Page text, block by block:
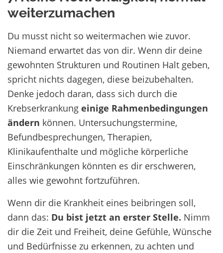
weiterzumachen
Du musst nicht so weitermachen wie zuvor.
Niemand erwartet das von dir. Wenn dir deine
gewohnten Strukturen und Routinen Halt geben,
spricht nichts dagegen, diese beizubehalten.
Denke jedoch daran, dass sich durch die
Krebserkrankung einige Rahmenbedingungen
ändern können. Untersuchungstermine,
Befundbesprechungen, Therapien,
Klinikaufenthalte und mögliche körperliche
Einschränkungen könnten es dir erschweren,
alles wie gewohnt fortzuführen.
Wenn dir die Krankheit eines beibringen soll,
dann das: Du bist jetzt an erster Stelle. Nimm
dir die Zeit und Freiheit, deine Gefühle, Wünsche
und Bedürfnisse zu erkennen, zu achten und